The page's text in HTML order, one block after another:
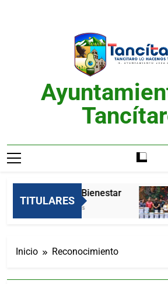
TITULARES
Feria del Bienestar
2 Meses Atrás
Inicio Reconocimiento